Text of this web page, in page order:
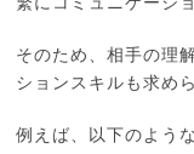
繁にコミュニケーシ
そのため、相手の理
ションスキルも求め
例えば、以下のよう